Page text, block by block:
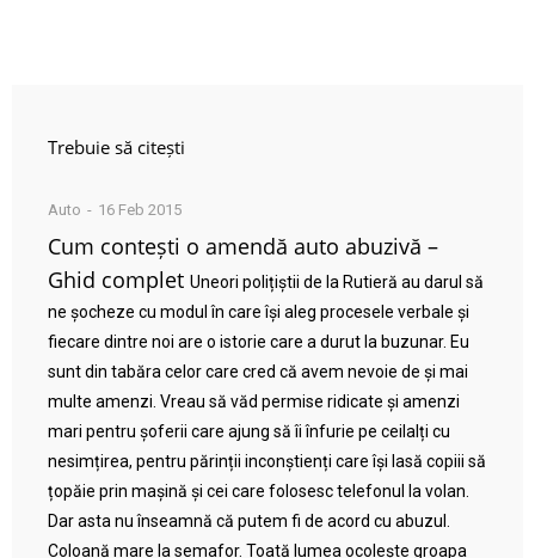
Trebuie să citești
Auto 16 Feb 2015
Cum contești o amendă auto abuzivă –
Ghid complet Uneori polițiștii de la Rutieră au darul să
ne șocheze cu modul în care își aleg procesele verbale și
fiecare dintre noi are o istorie care a durut la buzunar. Eu
sunt din tabăra celor care cred că avem nevoie de și mai
multe amenzi. Vreau să văd permise ridicate și amenzi
mari pentru șoferii care ajung să îi înfurie pe ceilalți cu
nesimțirea, pentru părinții inconștienți care își lasă copiii să
țopăie prin mașină și cei care folosesc telefonul la volan.
Dar asta nu înseamnă că putem fi de acord cu abuzul.
Coloană mare la semafor. Toată lumea ocolește groapa